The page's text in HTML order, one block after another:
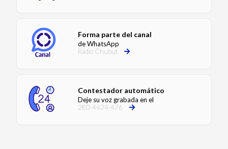
Forma parte del canal
de WhatsApp
Radio Chubut
Contestador automático
Deje su voz grabada en el
280-4424-476